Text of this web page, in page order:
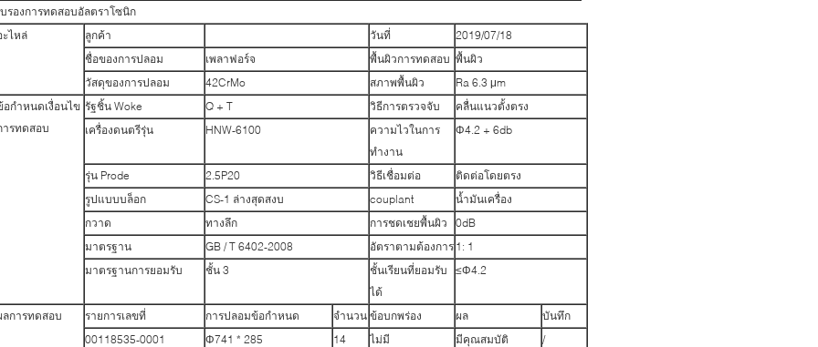
รองการทดสอบอัลตราโซนิก
ะไหล่
ลูกค้า วันที่
2019/07/18
ชื่อของการปลอม
เพลาฟอร์จ พื้นผิวการทดสอบ พื้นผิว
วัสดุของการปลอม
42CrMo สภาพพื้นผิว
Ra 6.3 μm
อกำหนดเงื่อนไข
ารทดสอบ
รัฐชิ้น Woke Q + T วิธีการตรวจจับ
คลื่นแนวตั้งตรง
เครื่องดนตรีรุ่น
HNW-6100
ความไวในการ
ทำงาน
Φ4.2 + 6db
รุ่น Prode 2.5P20 วิธีเชื่อมต่อ
ติดต่อโดยตรง
รูปแบบบล็อก
CS-1 ล่างสุดสงบ couplant
น้ำมันเครื่อง
กวาด
ทางลึก การชดเชยพื้นผิว
0dB
มาตรฐาน
GB / T 6402-2008 อัตราตามต้องการ 1: 1
มาตรฐานการยอมรับ
ชั้น 3
ชั้นเรียนที่ยอมรับ
ได้
≤Φ4.2
ลการทดสอบ รายการเลขที่ การปลอมข้อกำหนด จำนวน ข้อบกพร่อง ผล
บันทึก
00118535-0001
Φ741 * 285 14 ไม่มี มีคุณสมบัติ /